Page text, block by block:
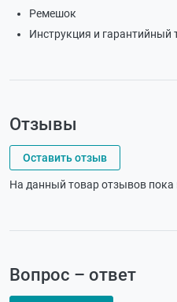
Ремешок
Инструкция и гарантийный
Отзывы
Оставить отзыв
На данный товар отзывов пока
Вопрос – ответ